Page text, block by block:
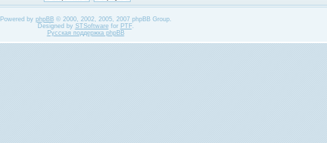
Powered by phpBB© 2000, 2002, 2005, 2007 phpBB Group.
Designed by STSoftwarefor PTF.
Русская поддержка phpBB